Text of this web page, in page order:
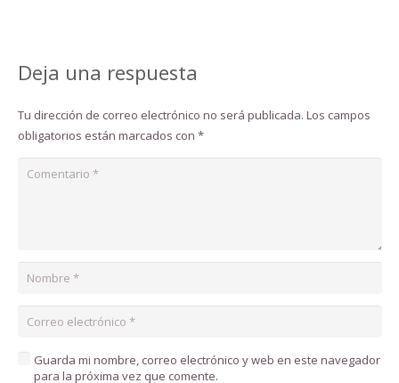
Deja una respuesta
Tu dirección de correo electrónico no será publicada. Los campos
obligatorios están marcados con *
Guarda mi nombre, correo electrónico y web en este navegador
para la próxima vez que comente.